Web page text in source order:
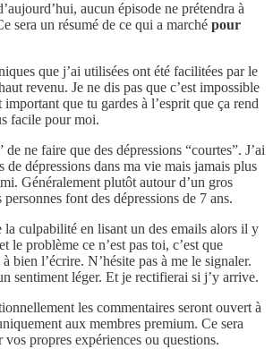
aucun épisode ne prétendra à
sera un résumé de ce qui a marché pour
que j’ai utilisées ont été facilitées par le
revenu. Je ne dis pas que c’est impossible
important que tu gardes à l’esprit que ça rend
facile pour moi.
de ne faire que des dépressions “courtes”. J’ai
de dépressions dans ma vie mais jamais plus
Généralement plutôt autour d’un gros
font des dépressions de 7 ans.
la culpabilité en lisant un des emails alors il y
le problème ce n’est pas toi, c’est que
bien l’écrire. N’hésite pas à me le signaler.
sentiment léger. Et je rectifierai si j’y arrive.
les commentaires seront ouvert à
aux membres premium. Ce sera
vos propres expériences ou questions.